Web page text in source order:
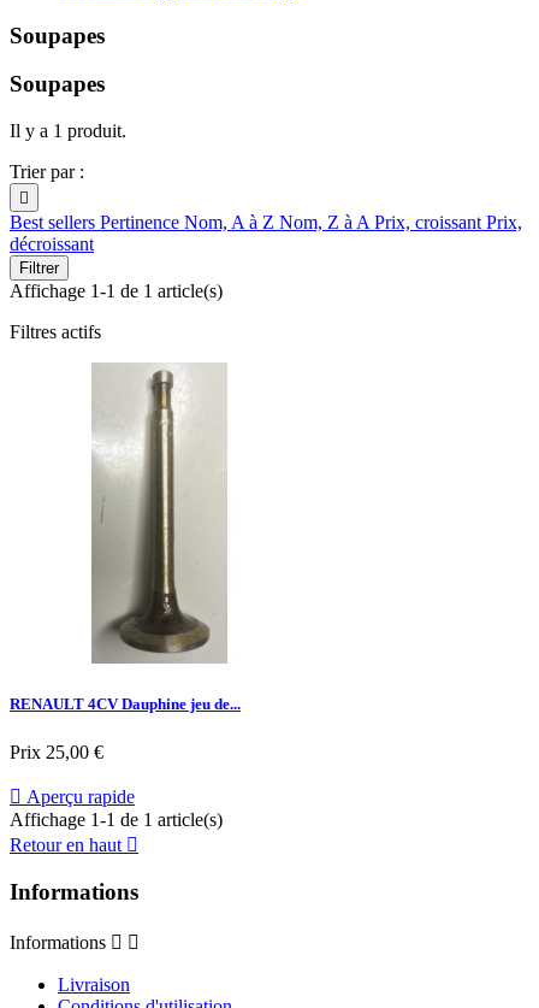
Soupapes
Soupapes
Il y a 1 produit.
Trier par :

Best sellers Pertinence Nom, A à Z Nom, Z à A Prix, croissant Prix,
décroissant
Filtrer
Affichage 1-1 de 1 article(s)
Filtres actifs
RENAULT 4CV Dauphine jeu de...
Prix 25,00 €
 Aperçu rapide
Affichage 1-1 de 1 article(s)
Retour en haut 
Informations
Informations  
Livraison